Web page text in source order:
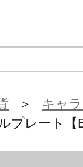
＞ キャ
レート【